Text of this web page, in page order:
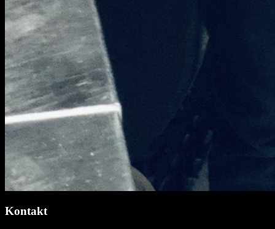
Kontakt